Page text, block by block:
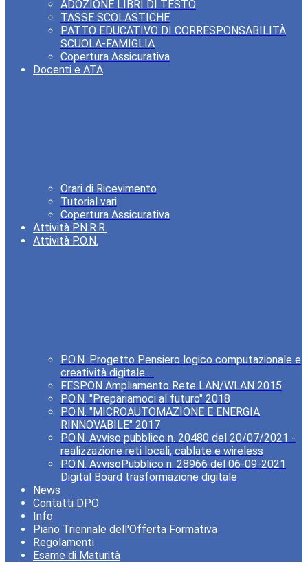
ADOZIONE LIBRI DI TESTO
TASSE SCOLASTICHE
PATTO EDUCATIVO DI CORRESPONSABILITÀ
SCUOLA-FAMIGLIA
Copertura Assicurativa
Docenti e ATA
Orari di Ricevimento
Tutorial vari
Copertura Assicurativa
Attività P.N.R.R.
Attività P.O.N.
P.O.N. Progetto Pensiero logico computazionale e
creatività digitale ...
FESPON Ampliamento Rete LAN/WLAN 2015
P.O.N. "Prepariamoci al futuro" 2018
P.O.N. "MICROAUTOMAZIONE E ENERGIA
RINNOVABILE" 2017
P.O.N. Avviso pubblico n. 20480 del 20/07/2021 -
realizzazione reti locali, cablate e wireless
P.O.N. AvvisoPubblico n. 28966 del 06-09-2021
Digital Board trasformazione digitale
News
Contatti DPO
Info
Piano Triennale dell'Offerta Formativa
Regolamenti
Esame di Maturità